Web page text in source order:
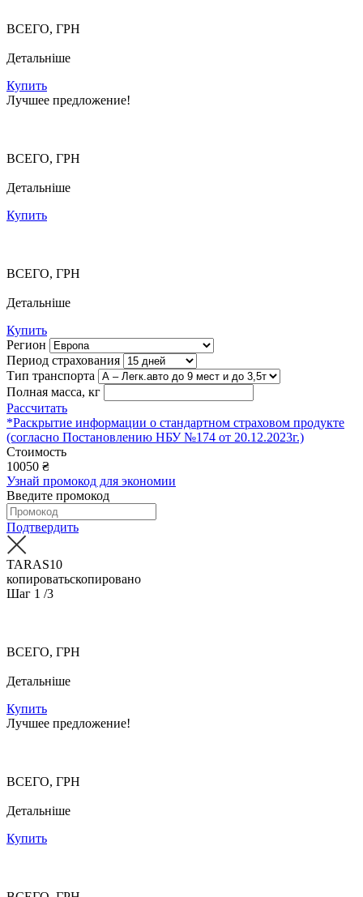
ВСЕГО, ГРН
Детальніше
Купить
Лучшее предложение!
ВСЕГО, ГРН
Детальніше
Купить
ВСЕГО, ГРН
Детальніше
Купить
Регион
Период страхования
Тип транспорта
Полная масса, кг
Рассчитать
*Раскрытие информации о стандартном страховом продукте
(согласно Постановлению НБУ №174 от 20.12.2023г.)
Стоимость
10050 ₴
Узнай промокод для экономии
Введите промокод
Подтвердить
TARAS10
копироватьскопировано
Шаг 1 /3
ВСЕГО, ГРН
Детальніше
Купить
Лучшее предложение!
ВСЕГО, ГРН
Детальніше
Купить